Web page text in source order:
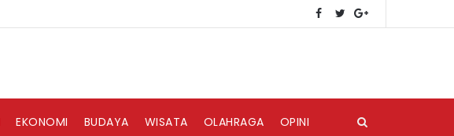
EKONOMI BUDAYA WISATA OLAHRAGA OPINI